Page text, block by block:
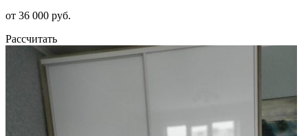
от 36 000 руб.
Рассчитать